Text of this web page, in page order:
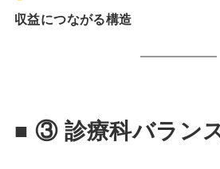
収益につながる構造
■ ③ 診療科バラン